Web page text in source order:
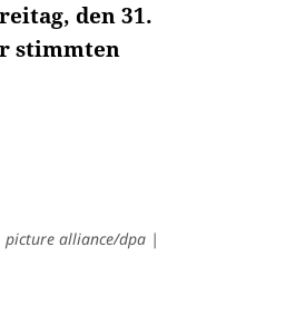
den 31.
stimmten
alliance/dpa |